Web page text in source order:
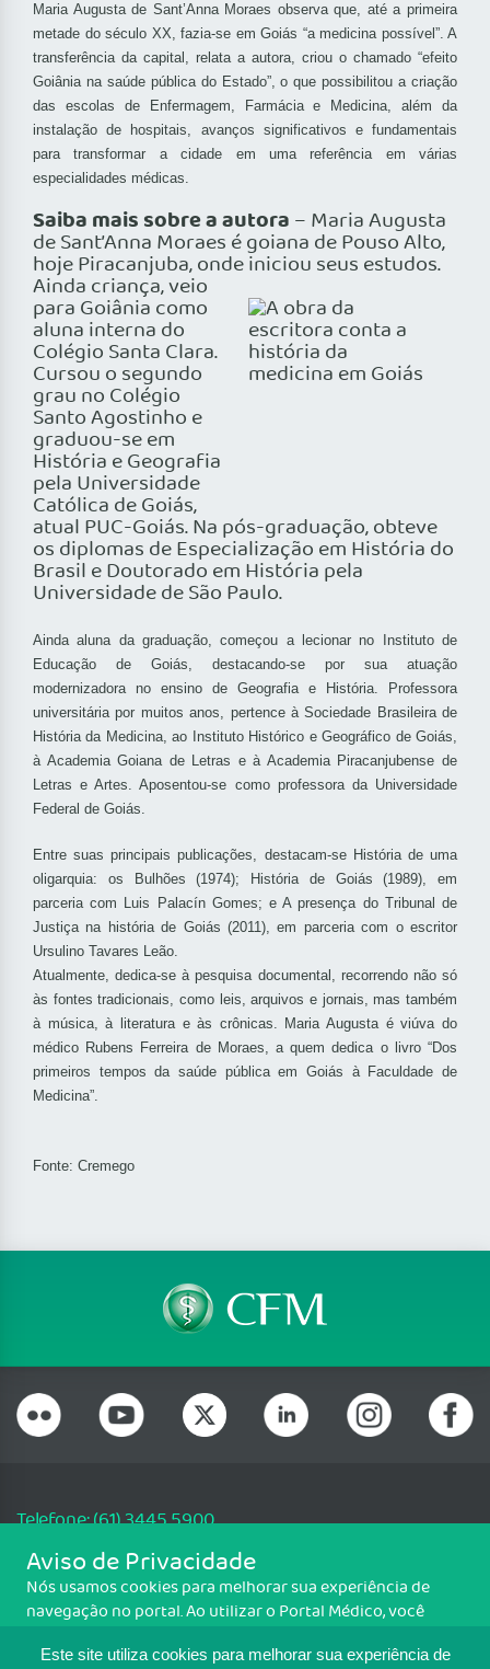
Este site utiliza cookies para melhorar sua experiência de
Maria Augusta de Sant’Anna Moraes observa que, até a primeira
metade do século XX, fazia-se em Goiás “a medicina possível”. A
transferência da capital, relata a autora, criou o chamado “efeito
Goiânia na saúde pública do Estado”, o que possibilitou a criação
das escolas de Enfermagem, Farmácia e Medicina, além da
instalação de hospitais, avanços significativos e fundamentais
para transformar a cidade em uma referência em várias
especialidades médicas.
Saiba mais sobre a autora – Maria Augusta
de Sant’Anna Moraes é goiana de Pouso Alto,
hoje Piracanjuba, onde iniciou seus estudos.
Ainda criança, veio
para Goiânia como
aluna interna do
Colégio Santa Clara.
Cursou o segundo
grau no Colégio
Santo Agostinho e
graduou-se em
História e Geografia
pela Universidade
Católica de Goiás,
atual PUC-Goiás. Na pós-graduação, obteve
os diplomas de Especialização em História do
Brasil e Doutorado em História pela
Universidade de São Paulo.
Ainda aluna da graduação, começou a lecionar no Instituto de
Educação de Goiás, destacando-se por sua atuação
modernizadora no ensino de Geografia e História. Professora
universitária por muitos anos, pertence à Sociedade Brasileira de
História da Medicina, ao Instituto Histórico e Geográfico de Goiás,
à Academia Goiana de Letras e à Academia Piracanjubense de
Letras e Artes. Aposentou-se como professora da Universidade
Federal de Goiás.
Entre suas principais publicações, destacam-se História de uma
oligarquia: os Bulhões (1974); História de Goiás (1989), em
parceria com Luis Palacín Gomes; e A presença do Tribunal de
Justiça na história de Goiás (2011), em parceria com o escritor
Ursulino Tavares Leão.
Atualmente, dedica-se à pesquisa documental, recorrendo não só
às fontes tradicionais, como leis, arquivos e jornais, mas também
à música, à literatura e às crônicas. Maria Augusta é viúva do
médico Rubens Ferreira de Moraes, a quem dedica o livro “Dos
primeiros tempos da saúde pública em Goiás à Faculdade de
Medicina”.
Fonte: Cremego
Telefone: (61) 3445 5900
Email: cfm@portalmedico.org.br
SGAS 616, Conjunto D, Lote 115, L2 Sul, Brasília/DF - CEP: 70200-760 -
CNPJ: 33.583.550/0001-30
Aviso de Privacidade
Nós usamos cookies para melhorar sua experiência de
navegação no portal. Ao utilizar o Portal Médico, você
Para ter mais informações sobre como isso é feito, acesse